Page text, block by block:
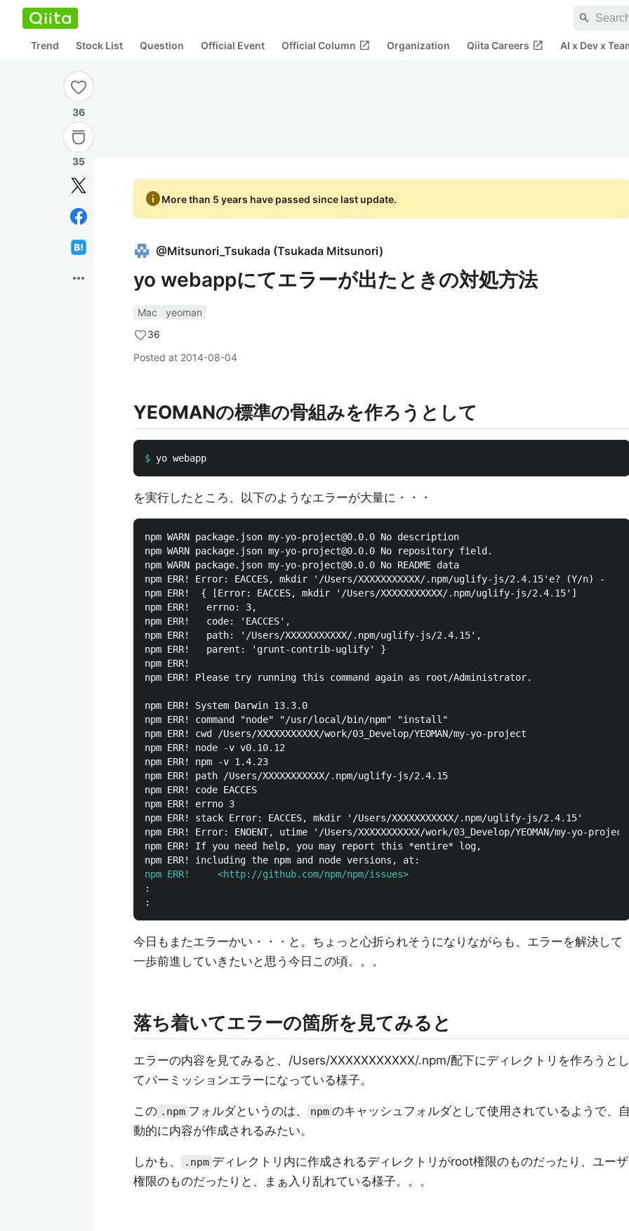
search
Trend Stock List Question Official Event Official Column open_in_new Organization Qiita Careers open_in_new AI x Dev x
36
35
more_horiz
infoMore than 5 years have passed since last update.
@Mitsunori_Tsukada (Tsukada Mitsunori)
yo webappにてエラーが出たときの対処方法
Mac
yeoman
36
Posted at 2014-08-04
YEOMANの標準の骨組みを作ろうとして
$
を実行したところ、以下のようなエラーが大量に・・・
npm WARN package.json my-yo-project@0.0.0 No description
npm WARN package.json my-yo-project@0.0.0 No repository field.
npm WARN package.json my-yo-project@0.0.0 No README data
npm ERR! Error: EACCES, mkdir '/Users/XXXXXXXXXXX/.npm/uglify-js/2.4.15'e? (Y/n) -
npm ERR!  { [Error: EACCES, mkdir '/Users/XXXXXXXXXXX/.npm/uglify-js/2.4.15']
npm ERR!   errno: 3,
npm ERR!   code: 'EACCES',
npm ERR!   path: '/Users/XXXXXXXXXXX/.npm/uglify-js/2.4.15',
npm ERR!   parent: 'grunt-contrib-uglify' }
npm ERR!
npm ERR! Please try running this command again as root/Administrator.
npm ERR! System Darwin 13.3.0
npm ERR! command "node" "/usr/local/bin/npm" "install"
npm ERR! cwd /Users/XXXXXXXXXXX/work/03_Develop/YEOMAN/my-yo-project
npm ERR! node -v v0.10.12
npm ERR! npm -v 1.4.23
npm ERR! path /Users/XXXXXXXXXXX/.npm/uglify-js/2.4.15
npm ERR! code EACCES
npm ERR! errno 3
npm ERR! stack Error: EACCES, mkdir '/Users/XXXXXXXXXXX/.npm/uglify-js/2.4.15'
npm ERR! Error: ENOENT, utime '/Users/XXXXXXXXXXX/work/03_Develop/YEOMAN/my-yo-
npm ERR! If you need help, you may report this *entire* log,
npm ERR!     <http://github.com/npm/npm/issues>
:
今日もまたエラーかい・・・と。ちょっと心折られそうになりながらも、エラーを解決して
一歩前進していきたいと思う今日この頃。。。
落ち着いてエラーの箇所を見てみると
エラーの内容を見てみると、/Users/XXXXXXXXXXX/.npm/配下にディレクトリを作ろうとし
てパーミッションエラーになっている様子。
この .npm フォルダというのは、 npm のキャッシュフォルダとして使用されているようで、
動的に内容が作成されるみたい。
しかも、 .npm ディレクトリ内に作成されるディレクトリがroot権限のものだったり、ユーザ
権限のものだったりと、まぁ入り乱れている様子。。。